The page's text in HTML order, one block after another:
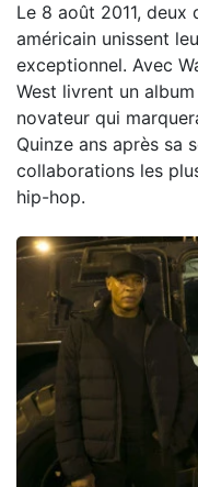
Le 8 août 2011, deux
américain unissent
exceptionnel. Avec
West livrent un
novateur qui
Quinze ans après sa
collaborations les
hip-hop.